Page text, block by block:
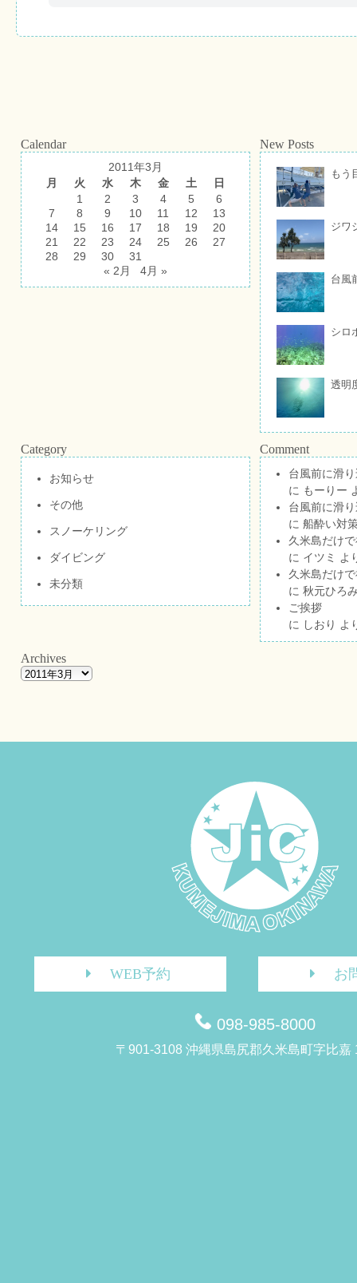
Calendar
2011年3月
月
火 水 木 金 土
日
1
2 3 4 5
6
7
8 9 10 11 12
13
14
15 16 17 18 19
20
21
22 23 24 25 26
27
28
29 30
31
« 2月
4月 »
New Posts
もう
ジワ
台風
シロ
透明
Category
お知らせ
その他
スノーケリング
ダイビング
未分類
Comment
台風前に滑
に もーりー
台風前に滑
に 船酔い対
久米島だけ
に イツミ
よ
久米島だけ
に 秋元ひろ
ご挨拶
に しおり よ
Archives
WEB予約 お
098-985-8000
〒901-3108 沖縄県島尻郡久米島町字比嘉